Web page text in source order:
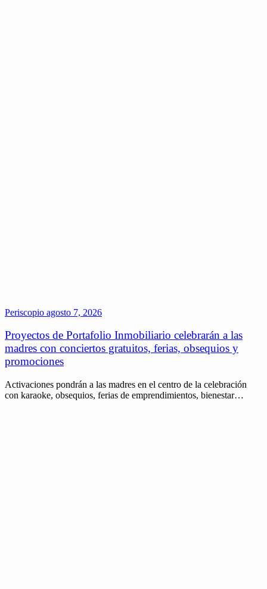
Periscopio agosto 7, 2026
Proyectos de Portafolio Inmobiliario celebrarán a las
madres con conciertos gratuitos, ferias, obsequios y
promociones
Activaciones pondrán a las madres en el centro de la celebración
con karaoke, obsequios, ferias de emprendimientos, bienestar…